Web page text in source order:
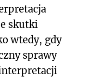
skutki
wtedy, gdy
sprawy